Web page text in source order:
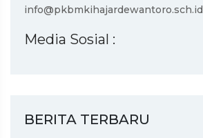
info@pkbmkihajardewantoro.sch.id
Media Sosial :
BERITA TERBARU